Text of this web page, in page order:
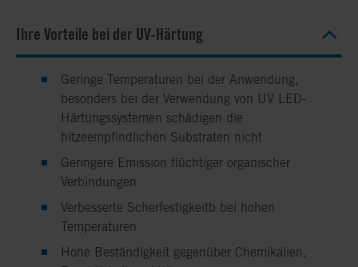
Ihre Vorteile bei der UV-Härtung
Geringe Temperaturen bei der Anwendung,
besonders bei der Verwendung von UV LED-
Härtungssystemen schädigen die
hitzeempfindlichen Substraten nicht
Geringere Emission flüchtiger organischer
Verbindungen
Verbesserte Scherfestigkeitb bei hohen
Temperaturen
Hohe Beständigkeit gegenüber Chemikalien,